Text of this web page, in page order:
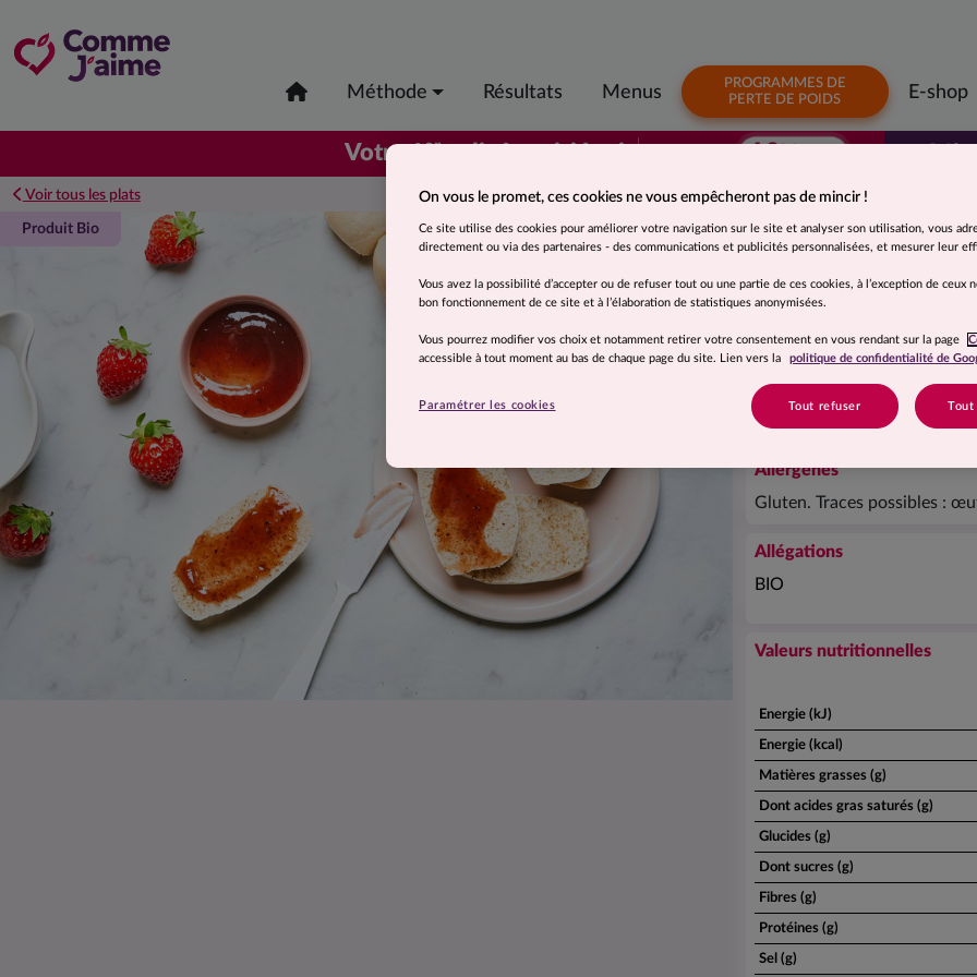
Méthode Résultats Menus
PROGRAMMES DE
PERTE DE POIDS
E-shop
Votre 1 er 1€
Voir tous les plats
Suggestion de présentation. Photo non contractuelle.
Produit Bio
Petits pains de
Pain spécial : farine deblé*
*100% des ingrédients
Allergènes
Gluten. Traces possibles :
Allégations
BIO
Valeurs nutritionnelles
Energie (kJ)
Energie (kcal)
Matières grasses (g)
Dont acides gras saturés (g)
Glucides (g)
Dont sucres (g)
Fibres (g)
Protéines (g)
Sel (g)
On vous le promet, ces cookies ne vous empêcheront pas de mincir !
Ce site utilise des cookies pour améliorer votre navigation sur le site et analyser son utilisation, vous
directement ou via des partenaires - des communications et publicités personnalisées, et mesurer leur
Vous avez la possibilité d’accepter ou de refuser tout ou une partie de ces cookies, à l’exception de ceux
bon fonctionnement de ce site et à l’élaboration de statistiques anonymisées.
Vous pourrez modifier vos choix et notamment retirer votre consentement en vous rendant sur la page
accessible à tout moment au bas de chaque page du site. Lien vers la
politique de confidentialité de
Tout refuser Tout
Paramétrer les cookies